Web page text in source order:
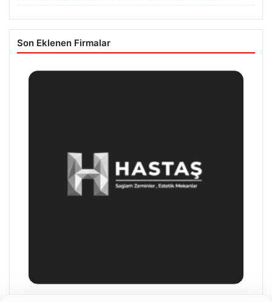
Son Eklenen Firmalar